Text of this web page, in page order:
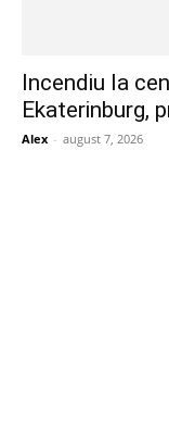
Incendiu la
Ekaterinburg,
Alex - august 7, 2026